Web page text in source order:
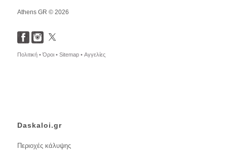
Athens GR © 2026
Πολιτική •Όροι • Sitemap • Αγγελίες
Daskaloi.gr
Περιοχές κάλυψης